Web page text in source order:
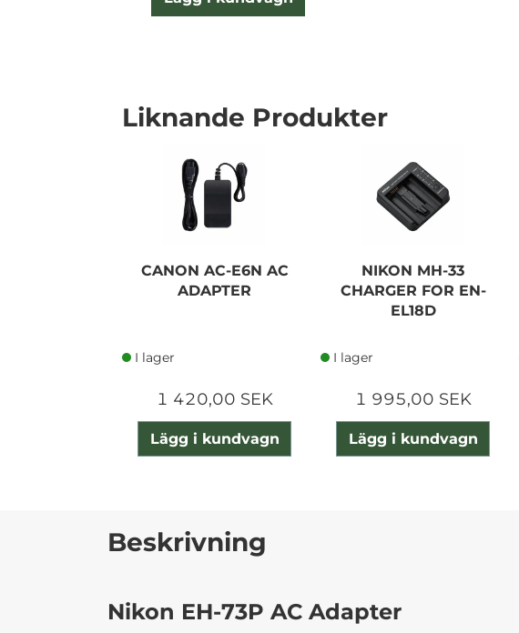
Liknande Produkter
CANON AC-E6N AC
ADAPTER
I lager
1 420,00 SEK
Lägg i kundvagn
NIKON MH-33
CHARGER FOR EN-
EL18D
I lager
1 995,00 SEK
Lägg i kundvagn
Beskrivning
Nikon EH-73P AC Adapter